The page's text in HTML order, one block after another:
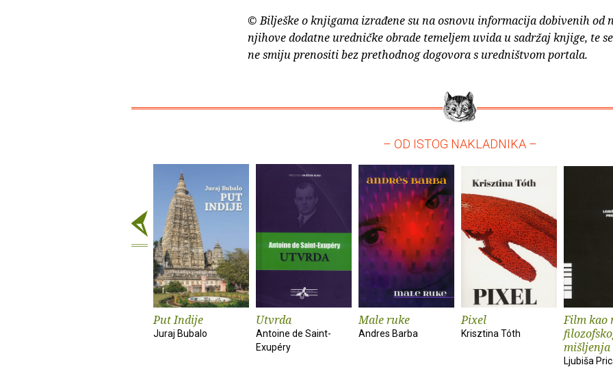
© Bilješke o knjigama izrađene su na osnovu informacija dobivenih od
njihove dodatne uredničke obrade temeljem uvida u sadržaj knjige, te
ne smiju prenositi bez prethodnog dogovora s uredništvom portala.
– OD ISTOG NAKLADNIKA –
Put Indije
Juraj Bubalo
Utvrda
Antoine de Saint-
Exupéry
Male ruke
Andres Barba
Pixel
Krisztina Tóth
Film kao
mišljenja
Ljubiša